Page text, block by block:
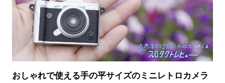
おしゃれで使える手の平サイズのミニレトロカメラ